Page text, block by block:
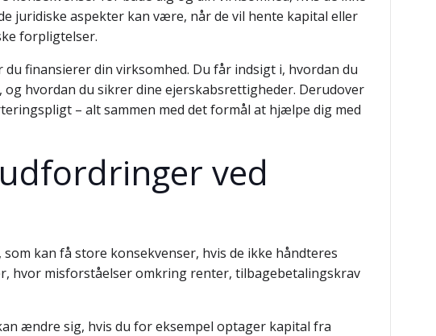
juridiske aspekter kan være, når de vil hente kapital eller
forpligtelser.
finansierer din virksomhed. Du får indsigt i, hvordan du
hvordan du sikrer dine ejerskabsrettigheder. Derudover
– alt sammen med det formål at hjælpe dig med
ved
kan få store konsekvenser, hvis de ikke håndteres
hvor misforståelser omkring renter, tilbagebetalingskrav
ændre sig, hvis du for eksempel optager kapital fra